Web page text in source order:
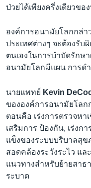
ป่วยได้เพียงครึ่งเดียวขอ
องค์การอนามัยโลกกล่า
ประเทศต่างๆ จะต้องรับ
ตนเองในการบำบัดรักษ
อนามัยโลกมีแผน การดำ
นายแพทย์ Kevin
ขององค์การอนามัยโลก
ตอนคือ เร่งการตรวจหา
เสริมการ ป้องกัน, เร่งก
แข็งของระบบบริบาลสุ
สอดคล้องระวังระไว แ
แนวทางสำหรับย้ายสา
ระบาด